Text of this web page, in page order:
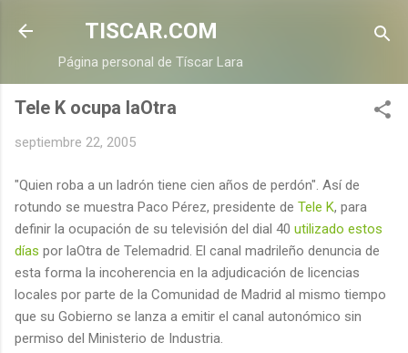
Ir al contenido principal
TISCAR.COM
Página personal de Tíscar Lara
Tele K ocupa laOtra
septiembre 22, 2005
"Quien roba a un ladrón tiene cien años de perdón". Así de
rotundo se muestra Paco Pérez, presidente de Tele K, para
definir la ocupación de su televisión del dial 40 utilizado estos
días por laOtra de Telemadrid. El canal madrileño denuncia de
esta forma la incoherencia en la adjudicación de licencias
locales por parte de la Comunidad de Madrid al mismo tiempo
que su Gobierno se lanza a emitir el canal autonómico sin
permiso del Ministerio de Industria.